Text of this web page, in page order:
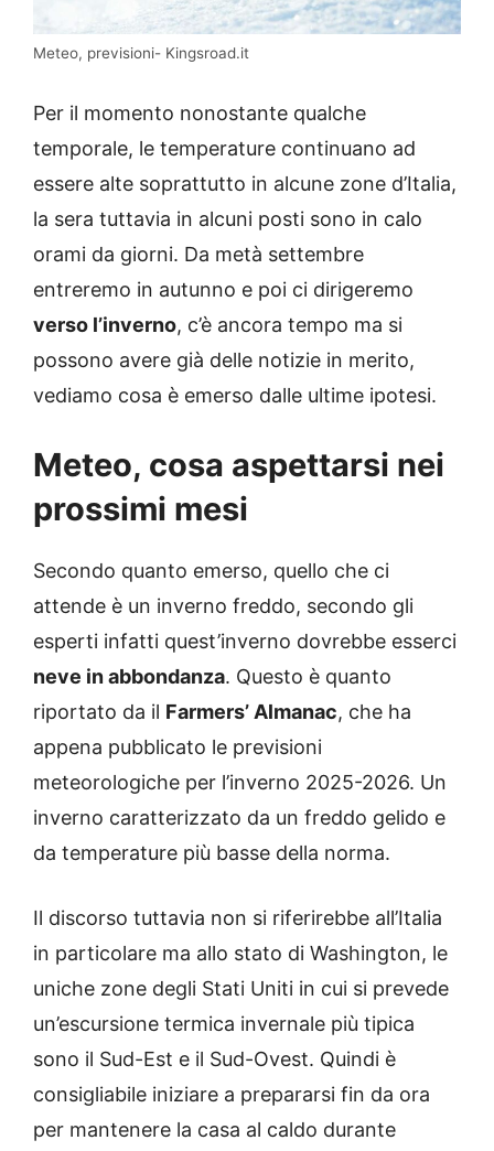
Meteo, previsioni- Kingsroad.it
Per il momento nonostante qualche
temporale, le temperature continuano ad
essere alte soprattutto in alcune zone d’Italia,
la sera tuttavia in alcuni posti sono in calo
orami da giorni. Da metà settembre
entreremo in autunno e poi ci dirigeremo
verso l’inverno, c’è ancora tempo ma si
possono avere già delle notizie in merito,
vediamo cosa è emerso dalle ultime ipotesi.
Meteo, cosa aspettarsi nei
prossimi mesi
Secondo quanto emerso, quello che ci
attende è un inverno freddo, secondo gli
esperti infatti quest’inverno dovrebbe esserci
neve in abbondanza. Questo è quanto
riportato da il Farmers’ Almanac, che ha
appena pubblicato le previsioni
meteorologiche per l’inverno 2025-2026. Un
inverno caratterizzato da un freddo gelido e
da temperature più basse della norma.
Il discorso tuttavia non si riferirebbe all’Italia
in particolare ma allo stato di Washington, le
uniche zone degli Stati Uniti in cui si prevede
un’escursione termica invernale più tipica
sono il Sud-Est e il Sud-Ovest. Quindi è
consigliabile iniziare a prepararsi fin da ora
per mantenere la casa al caldo durante